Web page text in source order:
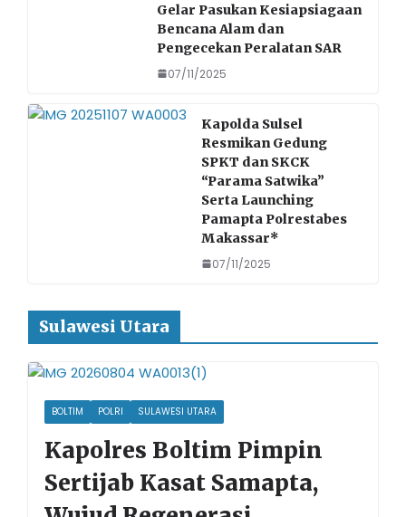
Gelar Pasukan Kesiapsiagaan
Bencana Alam dan
Pengecekan Peralatan SAR
07/11/2025
Kapolda Sulsel
Resmikan Gedung
SPKT dan SKCK
“Parama Satwika”
Serta Launching
Pamapta Polrestabes
Makassar*
07/11/2025
Sulawesi Utara
BOLTIM POLRI SULAWESI UTARA
Kapolres Boltim Pimpin
Sertijab Kasat Samapta,